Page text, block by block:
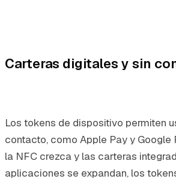
Carteras digitales y sin
Los tokens de dispositivo permiten
contacto, como Apple Pay y Google
la NFC crezca y las carteras
aplicaciones se expandan, los